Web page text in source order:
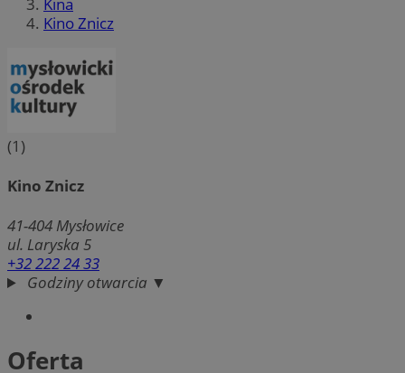
Kina
Kino Znicz
(1)
Kino Znicz
41-404 Mysłowice
ul. Laryska 5
+32 222 24 33
Godziny otwarcia ▼
Oferta